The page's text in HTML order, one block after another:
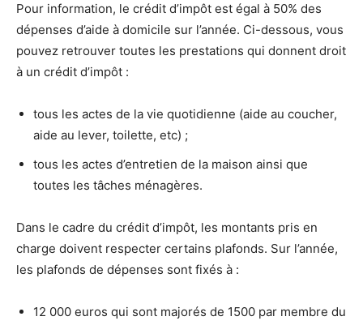
Pour information, le crédit d’impôt est égal à 50% des
dépenses d’aide à domicile sur l’année. Ci-dessous, vous
pouvez retrouver toutes les prestations qui donnent droit
à un crédit d’impôt :
tous les actes de la vie quotidienne (aide au coucher,
aide au lever, toilette, etc) ;
tous les actes d’entretien de la maison ainsi que
toutes les tâches ménagères.
Dans le cadre du crédit d’impôt, les montants pris en
charge doivent respecter certains plafonds. Sur l’année,
les plafonds de dépenses sont fixés à :
12 000 euros qui sont majorés de 1500 par membre du